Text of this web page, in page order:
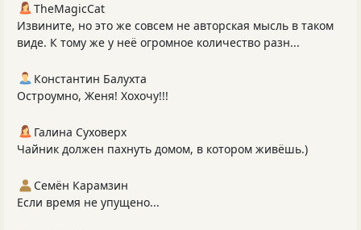
TheMagicCat
Извините, но это же совсем не авторская мысль в таком
виде. К тому же у неё огромное количество разн...
Константин Балухта
Остроумно, Женя! Хохочу!!!
Галина Суховерх
Чайник должен пахнуть домом, в котором живёшь.)
Семён Карамзин
Если время не упущено...